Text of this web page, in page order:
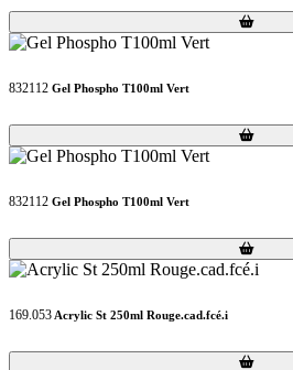
Loading...
Loading...
832112 Gel Phospho T100ml Vert
Loading...
Loading...
832112 Gel Phospho T100ml Vert
Loading...
Loading...
169.053 Acrylic St 250ml Rouge.cad.fcé.i
Loading...
Loading...